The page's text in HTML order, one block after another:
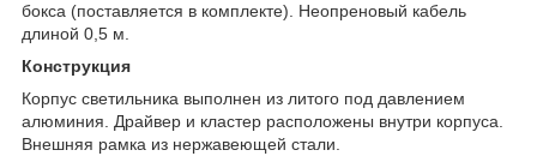
бокса (поставляется в комплекте). Неопреновый кабель
длиной 0,5 м.
Конструкция
Корпус светильника выполнен из литого под давлением
алюминия. Драйвер и кластер расположены внутри корпуса.
Внешняя рамка из нержавеющей стали.